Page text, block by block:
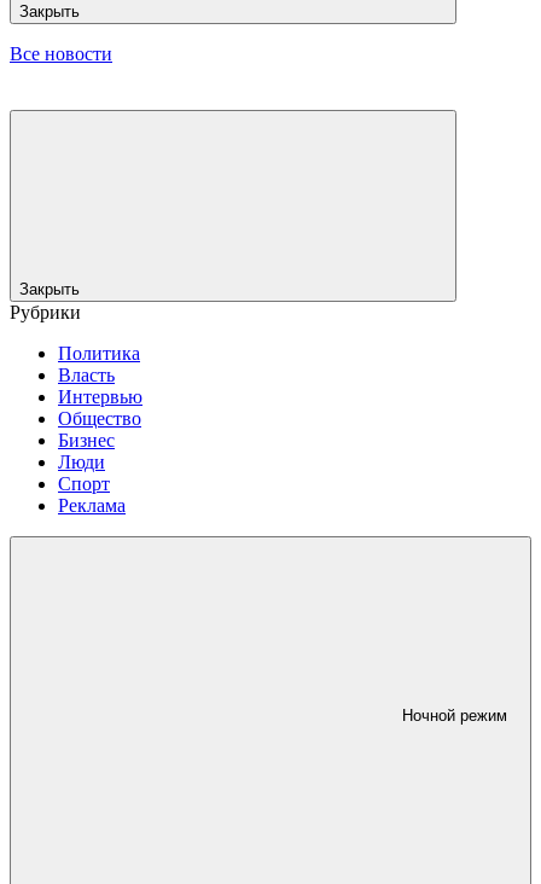
Закрыть
Все новости
Закрыть
Рубрики
Политика
Власть
Интервью
Общество
Бизнес
Люди
Спорт
Реклама
Ночной режим